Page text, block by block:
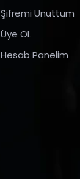
Şifremi Unuttum
Üye OL
Hesab Panelim